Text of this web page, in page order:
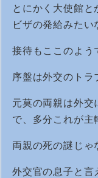
とにかく大使館と
ビザの発給みたい
接待もここのよう
序盤は外交のトラ
元莫の両親は外交
で、多分これが主
両親の死の謎じゃ
外交官の息子と言